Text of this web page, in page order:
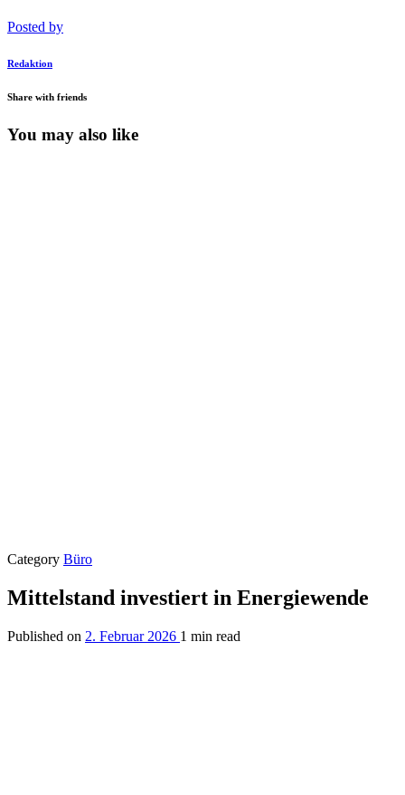
Posted by
Redaktion
Share with friends
You may also like
Category Büro
Mittelstand investiert in Energiewende
Published on 2. Februar 2026 1 min read